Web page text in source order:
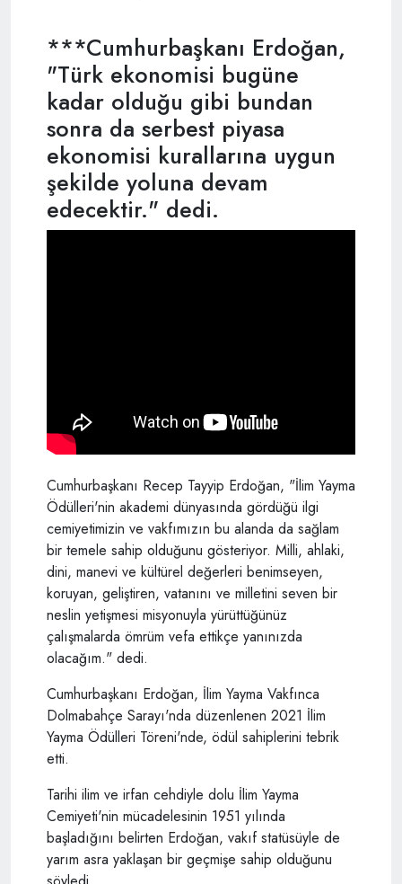
***Cumhurbaşkanı Erdoğan,
"Türk ekonomisi bugüne
kadar olduğu gibi bundan
sonra da serbest piyasa
ekonomisi kurallarına uygun
şekilde yoluna devam
edecektir." dedi.
Cumhurbaşkanı Recep Tayyip Erdoğan, "İlim Yayma
Ödülleri'nin akademi dünyasında gördüğü ilgi
cemiyetimizin ve vakfımızın bu alanda da sağlam
bir temele sahip olduğunu gösteriyor. Milli, ahlaki,
dini, manevi ve kültürel değerleri benimseyen,
koruyan, geliştiren, vatanını ve milletini seven bir
neslin yetişmesi misyonuyla yürüttüğünüz
çalışmalarda ömrüm vefa ettikçe yanınızda
olacağım." dedi.
Cumhurbaşkanı Erdoğan, İlim Yayma Vakfınca
Dolmabahçe Sarayı'nda düzenlenen 2021 İlim
Yayma Ödülleri Töreni'nde, ödül sahiplerini tebrik
etti.
Tarihi ilim ve irfan cehdiyle dolu İlim Yayma
Cemiyeti'nin mücadelesinin 1951 yılında
başladığını belirten Erdoğan, vakıf statüsüyle de
yarım asra yaklaşan bir geçmişe sahip olduğunu